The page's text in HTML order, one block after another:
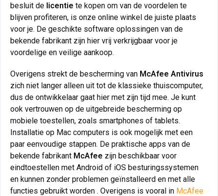
besluit de licentie te kopen om van de voordelen te
blijven profiteren, is onze online winkel de juiste plaats
voor je. De geschikte software oplossingen van de
bekende fabrikant zijn hier vrij verkrijgbaar voor je
voordelige en veilige aankoop.
Overigens strekt de bescherming van McAfee Antivirus
zich niet langer alleen uit tot de klassieke thuiscomputer,
dus de ontwikkelaar gaat hier met zijn tijd mee. Je kunt
ook vertrouwen op de uitgebreide bescherming op
mobiele toestellen, zoals smartphones of tablets.
Installatie op Mac computers is ook mogelijk met een
paar eenvoudige stappen. De praktische apps van de
bekende fabrikant McAfee zijn beschikbaar voor
eindtoestellen met Android of iOS besturingssystemen
en kunnen zonder problemen geïnstalleerd en met alle
functies gebruikt worden . Overigens is vooral in McAfee